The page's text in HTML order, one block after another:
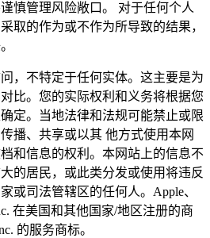
慎管理风险敞口。 对于任何个人
取的作为或不作为所导致的结果，
，不特定于任何实体。这主要是为
比。您的实际权利和义务将根据您
定。当地法律和法规可能禁止或限
播、共享或以其 他方式使用本网
和信息的权利。本网站上的信息不
的居民，或此类分发或使用将违反
或司法管辖区的任何人。Apple、
在美国和其他国家/地区注册的商
的服务商标。